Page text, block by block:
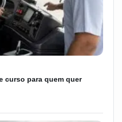
curso para quem quer